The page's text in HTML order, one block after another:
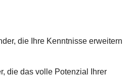
die Ihre Kenntnisse erweitern
die das volle Potenzial Ihrer